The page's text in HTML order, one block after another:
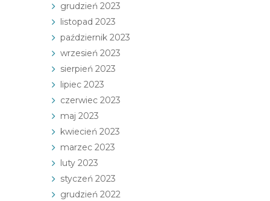
grudzień 2023
listopad 2023
październik 2023
wrzesień 2023
sierpień 2023
lipiec 2023
czerwiec 2023
maj 2023
kwiecień 2023
marzec 2023
luty 2023
styczeń 2023
grudzień 2022